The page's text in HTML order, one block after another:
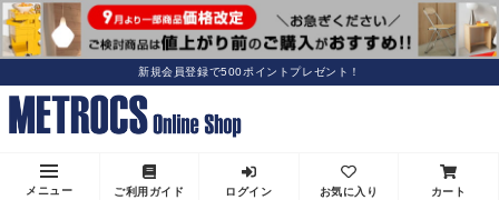
新規会員登録で500ポイントプレゼント！
メニュー ご利用ガイド ログイン お気に入り カート